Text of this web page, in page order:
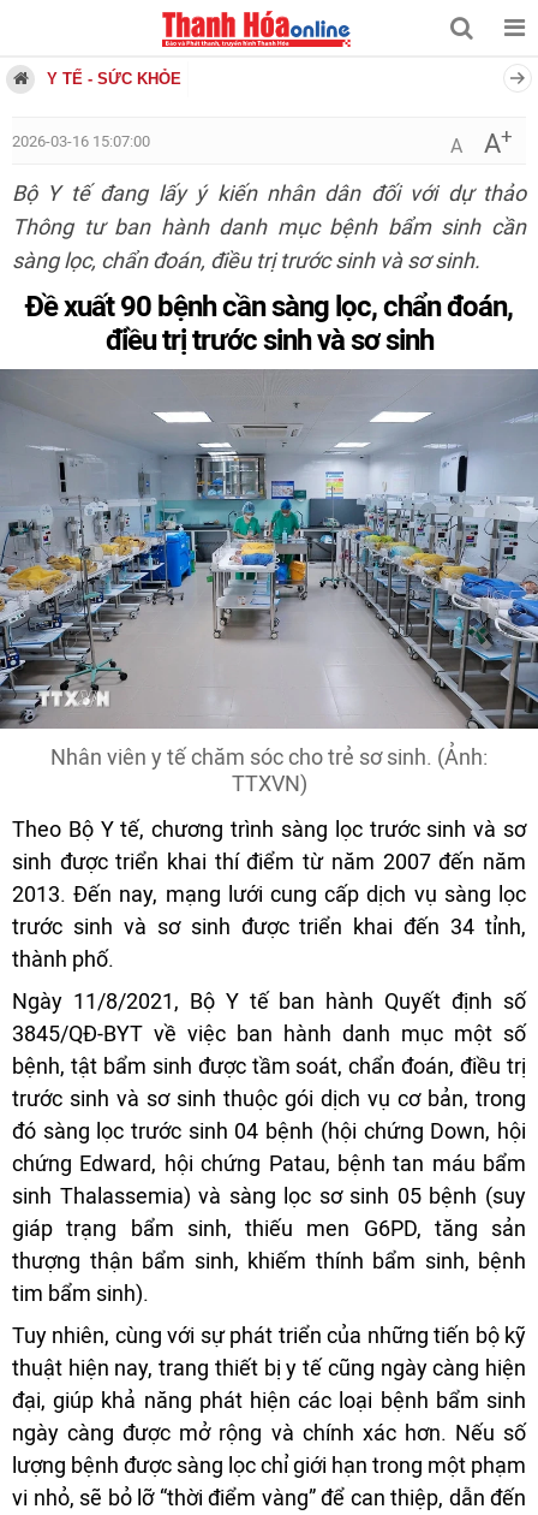
Y TẾ - SỨC KHỎE
2026-03-16 15:07:00 A A+
Bộ Y tế đang lấy ý kiến nhân dân đối với dự thảo
Thông tư ban hành danh mục bệnh bẩm sinh cần
sàng lọc, chẩn đoán, điều trị trước sinh và sơ sinh.
Đề xuất 90 bệnh cần sàng lọc, chẩn đoán,
điều trị trước sinh và sơ sinh
Nhân viên y tế chăm sóc cho trẻ sơ sinh. (Ảnh:
TTXVN)
Theo Bộ Y tế, chương trình sàng lọc trước sinh và sơ
sinh được triển khai thí điểm từ năm 2007 đến năm
2013. Đến nay, mạng lưới cung cấp dịch vụ sàng lọc
trước sinh và sơ sinh được triển khai đến 34 tỉnh,
thành phố.
Ngày 11/8/2021, Bộ Y tế ban hành Quyết định số
3845/QĐ-BYT về việc ban hành danh mục một số
bệnh, tật bẩm sinh được tầm soát, chẩn đoán, điều trị
trước sinh và sơ sinh thuộc gói dịch vụ cơ bản, trong
đó sàng lọc trước sinh 04 bệnh (hội chứng Down, hội
chứng Edward, hội chứng Patau, bệnh tan máu bẩm
sinh Thalassemia) và sàng lọc sơ sinh 05 bệnh (suy
giáp trạng bẩm sinh, thiếu men G6PD, tăng sản
thượng thận bẩm sinh, khiếm thính bẩm sinh, bệnh
tim bẩm sinh).
Tuy nhiên, cùng với sự phát triển của những tiến bộ kỹ
thuật hiện nay, trang thiết bị y tế cũng ngày càng hiện
đại, giúp khả năng phát hiện các loại bệnh bẩm sinh
ngày càng được mở rộng và chính xác hơn. Nếu số
lượng bệnh được sàng lọc chỉ giới hạn trong một phạm
vi nhỏ, sẽ bỏ lỡ “thời điểm vàng” để can thiệp, dẫn đến